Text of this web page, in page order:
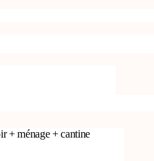
+ ménage + cantine